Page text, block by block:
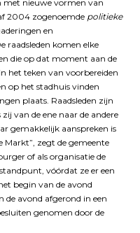
met nieuwe vormen van
2004 zogenoemde politieke
en
raadsleden komen elke
die op dat moment aan de
het teken van voorbereiden
op het stadhuis vinden
plaats. Raadsleden zijn
van de ene naar de andere
gemakkelijk aanspreken is
Markt”, zegt de gemeente
of als organisatie de
vóórdat ze er een
begin van de avond
de avond afgerond in een
genomen door de